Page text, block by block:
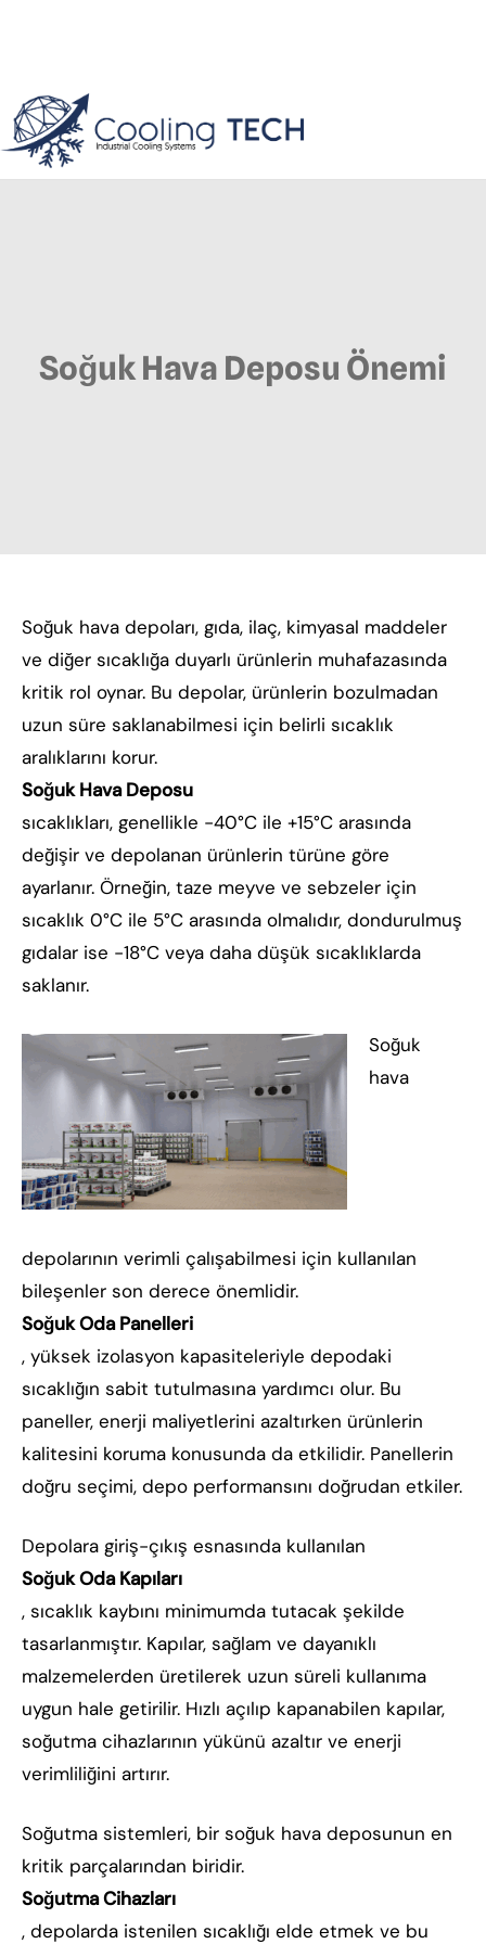
Soğuk Hava Deposu Önemi
Soğuk hava depoları, gıda, ilaç, kimyasal maddeler
ve diğer sıcaklığa duyarlı ürünlerin muhafazasında
kritik rol oynar. Bu depolar, ürünlerin bozulmadan
uzun süre saklanabilmesi için belirli sıcaklık
aralıklarını korur.
Soğuk Hava Deposu
sıcaklıkları, genellikle -40°C ile +15°C arasında
değişir ve depolanan ürünlerin türüne göre
ayarlanır. Örneğin, taze meyve ve sebzeler için
sıcaklık 0°C ile 5°C arasında olmalıdır, dondurulmuş
gıdalar ise -18°C veya daha düşük sıcaklıklarda
saklanır.
Soğuk
hava
depolarının verimli çalışabilmesi için kullanılan
bileşenler son derece önemlidir.
Soğuk Oda Panelleri
, yüksek izolasyon kapasiteleriyle depodaki
sıcaklığın sabit tutulmasına yardımcı olur. Bu
paneller, enerji maliyetlerini azaltırken ürünlerin
kalitesini koruma konusunda da etkilidir. Panellerin
doğru seçimi, depo performansını doğrudan etkiler.
Depolara giriş-çıkış esnasında kullanılan
Soğuk Oda Kapıları
, sıcaklık kaybını minimumda tutacak şekilde
tasarlanmıştır. Kapılar, sağlam ve dayanıklı
malzemelerden üretilerek uzun süreli kullanıma
uygun hale getirilir. Hızlı açılıp kapanabilen kapılar,
soğutma cihazlarının yükünü azaltır ve enerji
verimliliğini artırır.
Soğutma sistemleri, bir soğuk hava deposunun en
kritik parçalarından biridir.
Soğutma Cihazları
, depolarda istenilen sıcaklığı elde etmek ve bu